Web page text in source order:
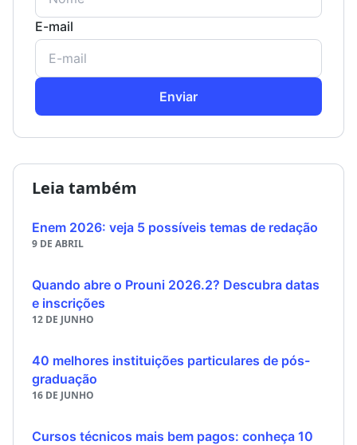
E-mail
Enviar
Leia também
Enem 2026: veja 5 possíveis temas de redação
9 DE ABRIL
Quando abre o Prouni 2026.2? Descubra datas
e inscrições
12 DE JUNHO
40 melhores instituições particulares de pós-
graduação
16 DE JUNHO
Cursos técnicos mais bem pagos: conheça 10